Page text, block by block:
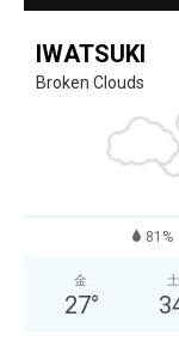
IWATSUKI
Broken Clouds
81%
金
27°
土